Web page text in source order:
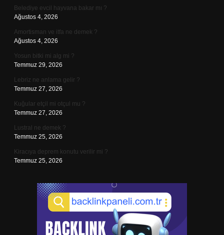
Belediye evcil hayvana bakar mı ?
Ağustos 4, 2026
Amortisman ve itfa ne demek ?
Ağustos 4, 2026
Yosun bitki mi alg mi ?
Temmuz 29, 2026
Lebriz ne anlama gelir ?
Temmuz 27, 2026
Kuğular etçil mi otçul mu ?
Temmuz 27, 2026
Lustral ne demek ?
Temmuz 25, 2026
Kiracıya deprem konutu verilir mi ?
Temmuz 25, 2026